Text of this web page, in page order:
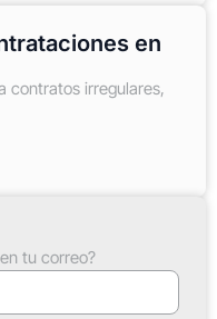
en
contratos irregulares,
tu correo?